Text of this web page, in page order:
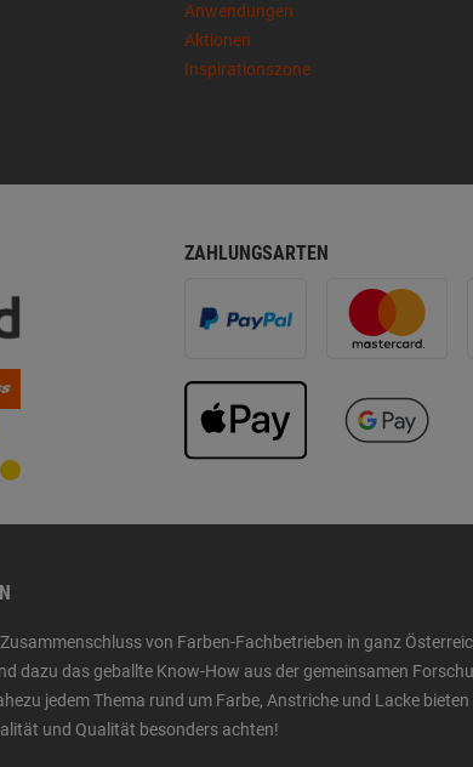
Anwendungen
Aktionen
Inspirationszone
ZAHLUNGSARTEN
von Farben-Fachbetrieben in ganz
dazu das geballte Know-How aus der gemeinsamen
jedem Thema rund um Farbe, Anstriche und Lacke
und Qualität besonders achten!